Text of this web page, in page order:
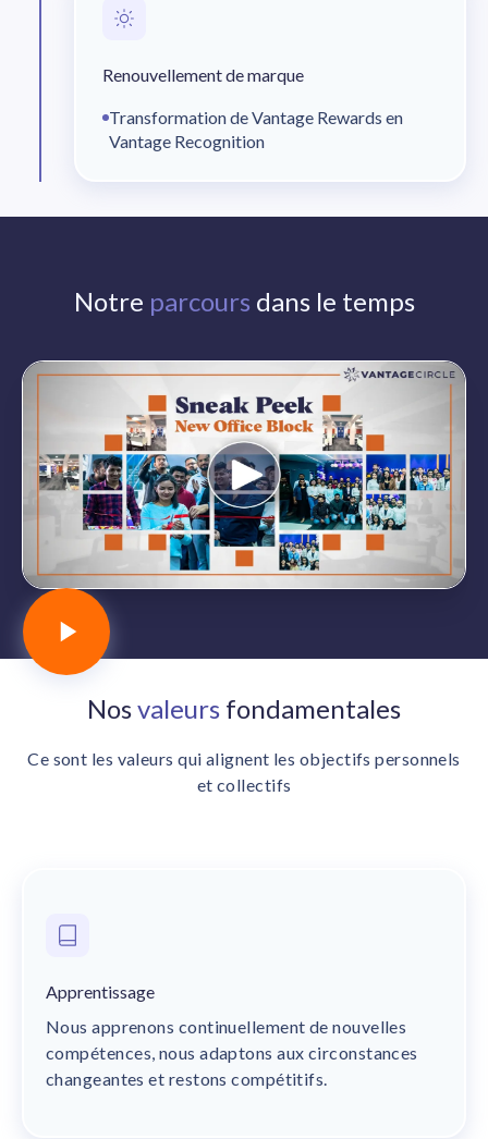
Renouvellement de marque
Transformation de Vantage Rewards en
Vantage Recognition
Notre parcours dans le temps
Nosvaleurs fondamentales
Ce sont les valeurs qui alignent les objectifs personnels
et collectifs
Apprentissage
Nous apprenons continuellement de nouvelles
compétences, nous adaptons aux circonstances
changeantes et restons compétitifs.